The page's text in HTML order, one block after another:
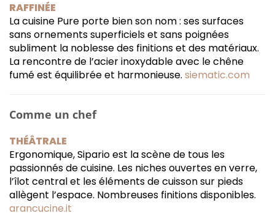
RAFFINÉE
La cuisine Pure porte bien son nom : ses surfaces
sans ornements superficiels et sans poignées
subliment la noblesse des finitions et des matériaux.
La rencontre de l’acier inoxydable avec le chêne
fumé est équilibrée et harmonieuse. siematic.com
Comme un chef
THÉÂTRALE
Ergonomique, Sipario est la scène de tous les
passionnés de cuisine. Les niches ouvertes en verre,
l’îlot central et les éléments de cuisson sur pieds
allègent l’espace. Nombreuses finitions disponibles.
arancucine.it